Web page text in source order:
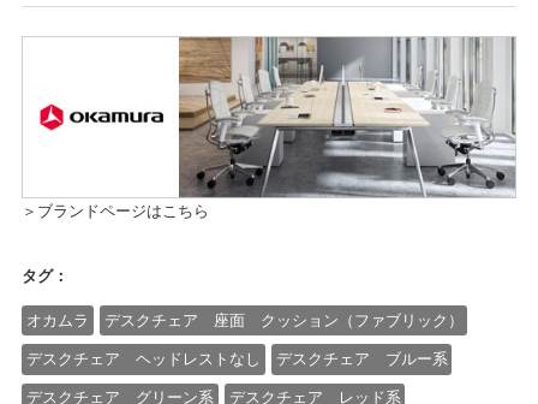
＞ブランドページはこちら
タグ：
オカムラ デスクチェア 座面 クッション（ファブリック）
デスクチェア ヘッドレストなし デスクチェア ブルー系
デスクチェア グリーン系 デスクチェア レッド系